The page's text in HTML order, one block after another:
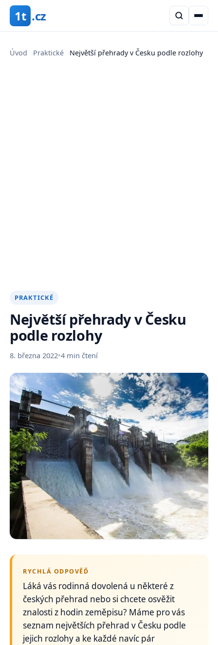
1t .cz
Úvod ›Praktické ›Největší přehrady v Česku podle rozlohy
PRAKTICKÉ
Největší přehrady v Česku
podle rozlohy
8. března 2022•4 min čtení
RYCHLÁ ODPOVĚĎ
Láká vás rodinná dovolená u některé z
českých přehrad nebo si chcete osvěžit
znalosti z hodin zeměpisu? Máme pro vás
seznam největších přehrad v Česku podle
jejich rozlohy a ke každé navíc pár